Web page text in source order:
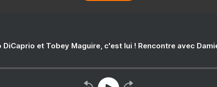
DiCaprio et Tobey Maguire, c'est lui ! Rencontre avec